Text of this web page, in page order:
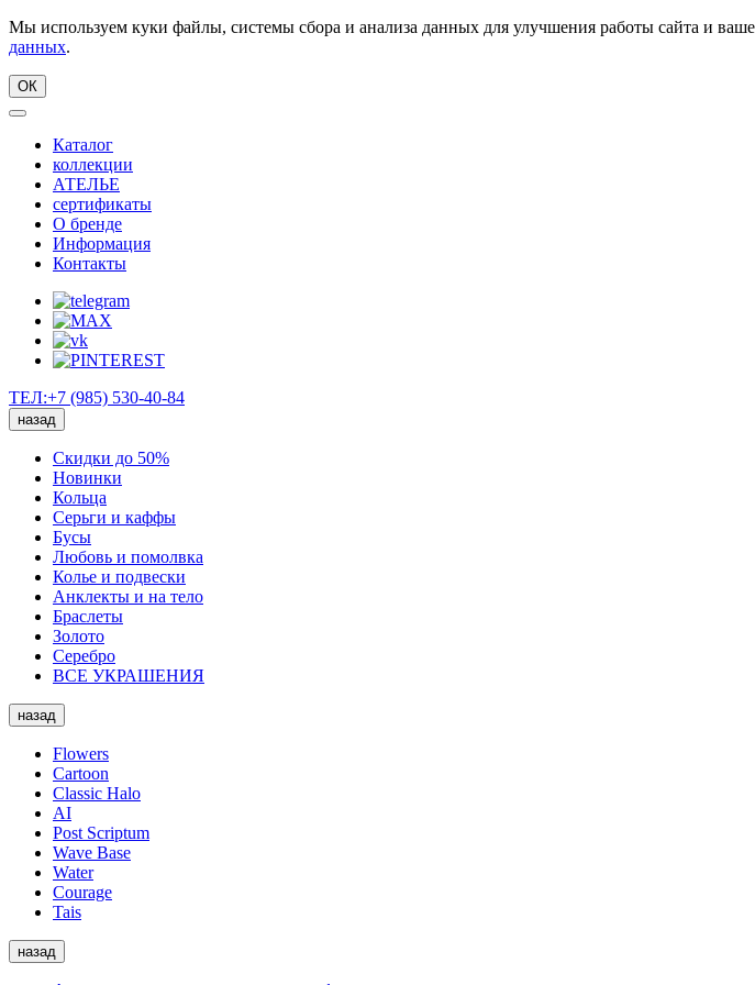
Мы используем куки файлы, системы сбора и анализа данных для улучшения работы сайта и
данных.
ОК
Каталог
коллекции
АТЕЛЬЕ
сертификаты
О бренде
Информация
Контакты
ТЕЛ:+7 (985) 530-40-84
назад
Скидки до 50%
Новинки
Кольца
Серьги и каффы
Бусы
Любовь и помолвка
Колье и подвески
Анклекты и на тело
Браслеты
Золото
Серебро
ВСЕ УКРАШЕНИЯ
назад
Flowers
Cartoon
Classic Halo
AI
Post Scriptum
Wave Base
Water
Courage
Tais
назад